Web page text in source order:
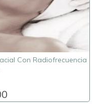
Con Radiofrecuencia